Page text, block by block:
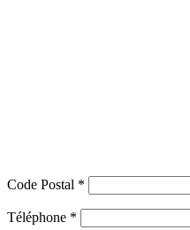
Code Postal *
Téléphone *